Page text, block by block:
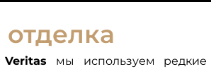
Veritas мы используем